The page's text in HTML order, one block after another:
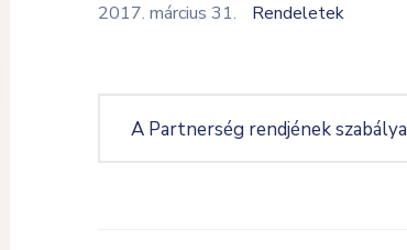
2017. március 31.
Rendeletek
A Partnerség rendjének